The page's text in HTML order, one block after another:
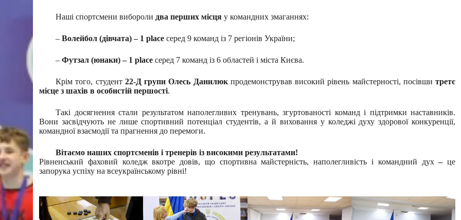
Наші спортсмени вибороли два перших місця у командних змаганнях:
– Волейбол (дівчата) – 1 place серед 9 команд із 7 регіонів України;
– Футзал (юнаки) – 1 place серед 7 команд із 6 областей і міста Києва.
Крім того, студент 22-Д групи Олесь Данилюкпродемонстрував високий рівень майстерності, посівшитретє
місце з шахів в особистій першості.
Такі досягнення стали результатом наполегливих тренувань, згуртованості команд і підтримки наставників.
Вони засвідчують не лише спортивний потенціал студентів, а й виховання у коледжі духу здорової конкуренції,
командної взаємодії та прагнення до перемоги.
Вітаємо наших спортсменів і тренерів із високими результатами!
Рівненський фаховий коледж вкотре довів, що спортивна майстерність, наполегливість і командний дух–це
запорука успіху на всеукраїнському рівні!